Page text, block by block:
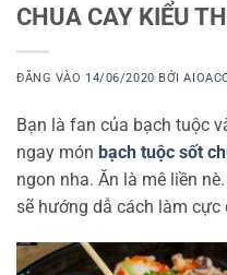
CHUA CAY KIỂU
ĐĂNG VÀO 14/06/2020 BỞI
Bạn là fan của bạch tuộc
ngay món bạch tuộc sốt
ngon nha. Ăn là mê liền nè.
sẽ hướng dẫ cách làm cực